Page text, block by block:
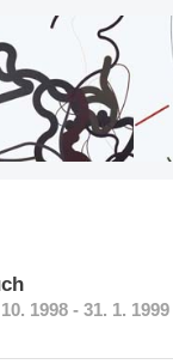
1998 - 31. 1. 1999